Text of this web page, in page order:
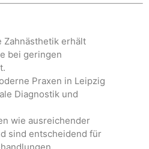
Zahnästhetik erhält
bei geringen
Praxen in Leipzig
Diagnostik und
wie ausreichender
sind entscheidend für